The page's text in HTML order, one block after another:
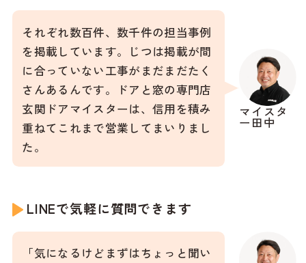
マイスタ
ー田中
それぞれ数百件、数千件の担当事例
を掲載しています。じつは掲載が間
に合っていない工事がまだまだたく
さんあるんです。ドアと窓の専門店
玄関ドアマイスターは、信用を積み
重ねてこれまで営業してまいりまし
た。
LINEで気軽に質問できます
「気になるけどまずはちょっと聞い